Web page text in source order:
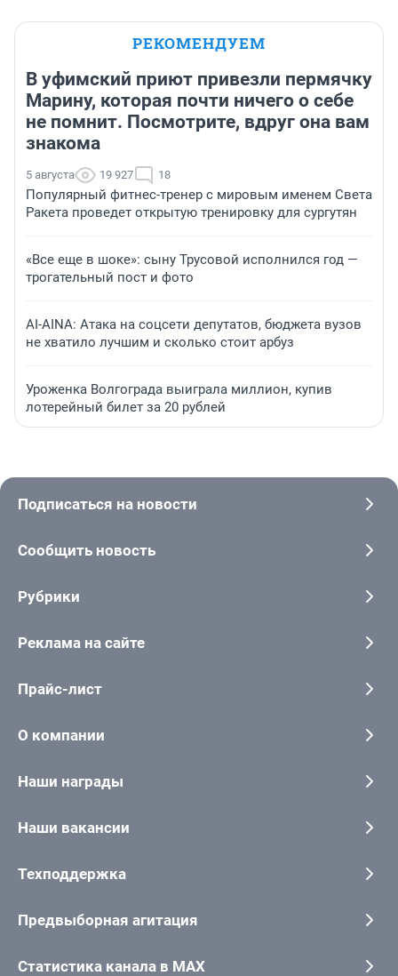
РЕКОМЕНДУЕМ
В уфимский приют привезли пермячку
Марину, которая почти ничего о себе
не помнит. Посмотрите, вдруг она вам
знакома
5 августа 19 927 18
Популярный фитнес-тренер с мировым именем Света
Ракета проведет открытую тренировку для сургутян
«Все еще в шоке»: сыну Трусовой исполнился год —
трогательный пост и фото
AI-AINA: Атака на соцсети депутатов, бюджета вузов
не хватило лучшим и сколько стоит арбуз
Уроженка Волгограда выиграла миллион, купив
лотерейный билет за 20 рублей
Подписаться на новости
Сообщить новость
Рубрики
Реклама на сайте
Прайс-лист
О компании
Наши награды
Наши вакансии
Техподдержка
Предвыборная агитация
Статистика канала в MAX